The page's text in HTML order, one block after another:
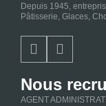
Depuis 1945,
Pâtisserie, Glaces,
Nous
AGENT